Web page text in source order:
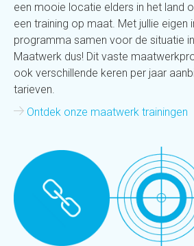
een mooie locatie elders in het land
een training op maat. Met jullie eigen
programma samen voor de situatie
Maatwerk dus! Dit vaste
ook verschillende keren per jaar
tarieven.
Ontdek onze maatwerk trainingen